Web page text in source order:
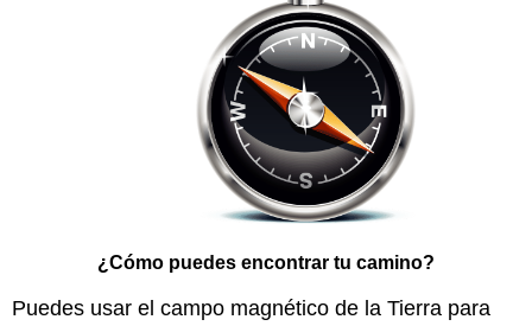
¿Cómo puedes encontrar tu camino?
Puedes usar el campo magnético de la Tierra para